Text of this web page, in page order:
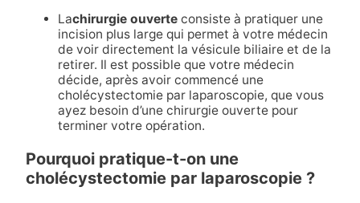
Lachirurgie ouverteconsiste à pratiquer une
incision plus large qui permet à votre médecin
de voir directement la vésicule biliaire et de la
retirer. Il est possible que votre médecin
décide, après avoir commencé une
cholécystectomie par laparoscopie, que vous
ayez besoin d’une chirurgie ouverte pour
terminer votre opération.
Pourquoi pratique-t-on une
cholécystectomie par laparoscopie ?